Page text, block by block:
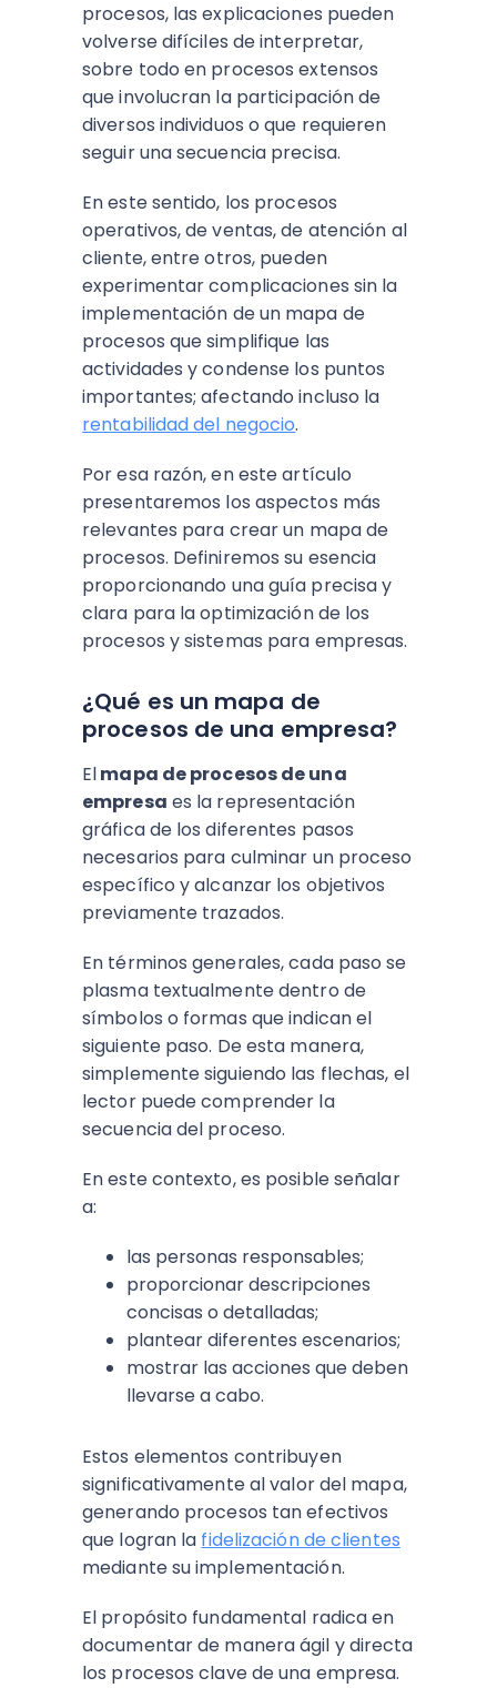
procesos, las explicaciones pueden
volverse difíciles de interpretar,
sobre todo en procesos extensos
que involucran la participación de
diversos individuos o que requieren
seguir una secuencia precisa.
En este sentido, los procesos
operativos, de ventas, de atención al
cliente, entre otros, pueden
experimentar complicaciones sin la
implementación de un mapa de
procesos que simplifique las
actividades y condense los puntos
importantes; afectando incluso la
rentabilidad del negocio.
Por esa razón, en este artículo
presentaremos los aspectos más
relevantes para crear un mapa de
procesos. Definiremos su esencia
proporcionando una guía precisa y
clara para la optimización de los
procesos y sistemas para empresas.
¿Qué es un mapa de
procesos de una empresa?
Elmapa de procesos de una
empresa es la representación
gráfica de los diferentes pasos
necesarios para culminar un proceso
específico y alcanzar los objetivos
previamente trazados.
En términos generales, cada paso se
plasma textualmente dentro de
símbolos o formas que indican el
siguiente paso. De esta manera,
simplemente siguiendo las flechas, el
lector puede comprender la
secuencia del proceso.
En este contexto, es posible señalar
a:
las personas responsables;
proporcionar descripciones
concisas o detalladas;
plantear diferentes escenarios;
mostrar las acciones que deben
llevarse a cabo.
Estos elementos contribuyen
significativamente al valor del mapa,
generando procesos tan efectivos
que logran la fidelización de clientes
mediante su implementación.
El propósito fundamental radica en
documentar de manera ágil y directa
los procesos clave de una empresa.